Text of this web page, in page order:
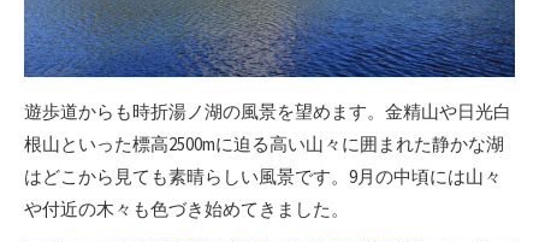
遊歩道からも時折湯ノ湖の風景を望めます。金精山や日光白
根山といった標高2500mに迫る高い山々に囲まれた静かな湖
はどこから見ても素晴らしい風景です。9月の中頃には山々
や付近の木々も色づき始めてきました。